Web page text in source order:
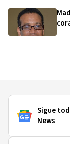
Sigue
News